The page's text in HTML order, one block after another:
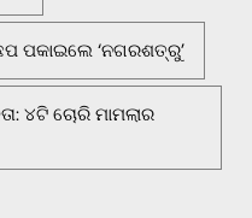
ପକାଇଲେ ‘ନଗରଶତ୍ରୁ’
୪ଟି ଚୋରି ମାମଲାର